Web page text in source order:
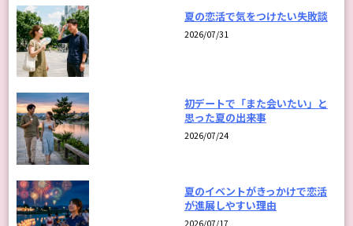
夏の恋活で気をつけたい失敗談
2026/07/31
初デートで「また会いたい」と
思った夏の出来事
2026/07/24
夏のイベントがきっかけで恋活
が進展しやすい理由
2026/07/17